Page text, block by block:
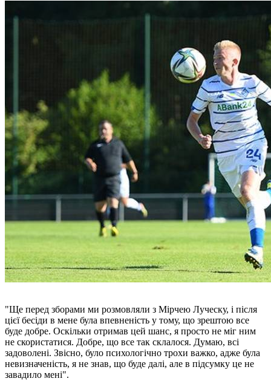
"Ще перед зборами ми розмовляли з Мірчею Луческу, і після
цієї бесіди в мене була впевненість у тому, що зрештою все
буде добре. Оскільки отримав цей шанс, я просто не міг ним
не скористатися. Добре, що все так склалося. Думаю, всі
задоволені. Звісно, було психологічно трохи важко, адже була
невизначеність, я не знав, що буде далі, але в підсумку це не
завадило мені".